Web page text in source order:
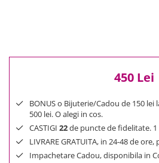
1000 Lei +
450 Lei
BONUS o Bijuterie/Cadou de 150 lei
500 lei. O alegi in cos.
CASTIGI 22de puncte de fidelitate. 1
LIVRARE GRATUITA, in 24-48 de ore,
Impachetare Cadou, disponibila in